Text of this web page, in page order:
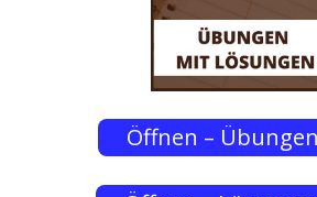
Öffnen –